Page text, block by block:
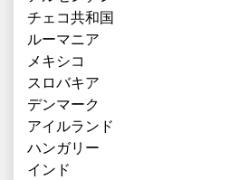
チェコ共和国
ルーマニア
メキシコ
スロバキア
デンマーク
アイルランド
ハンガリー
インド